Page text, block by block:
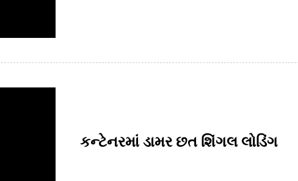
કન્ટેનરમાં ડામર છત શિંગલ લોડિંગ